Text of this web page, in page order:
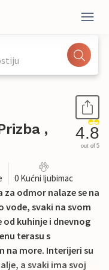
,
4.8
out of 5
0 Kućni ljubimac
odmor nalaze se na
svaki na svom
kuhinje i dnevnog
terasu s
na more. Interijeri su
a svaki ima svoj